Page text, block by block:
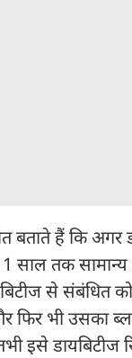
बताते हैं कि अगर
तक सामान्य
से संबंधित
फिर भी उसका
इसे